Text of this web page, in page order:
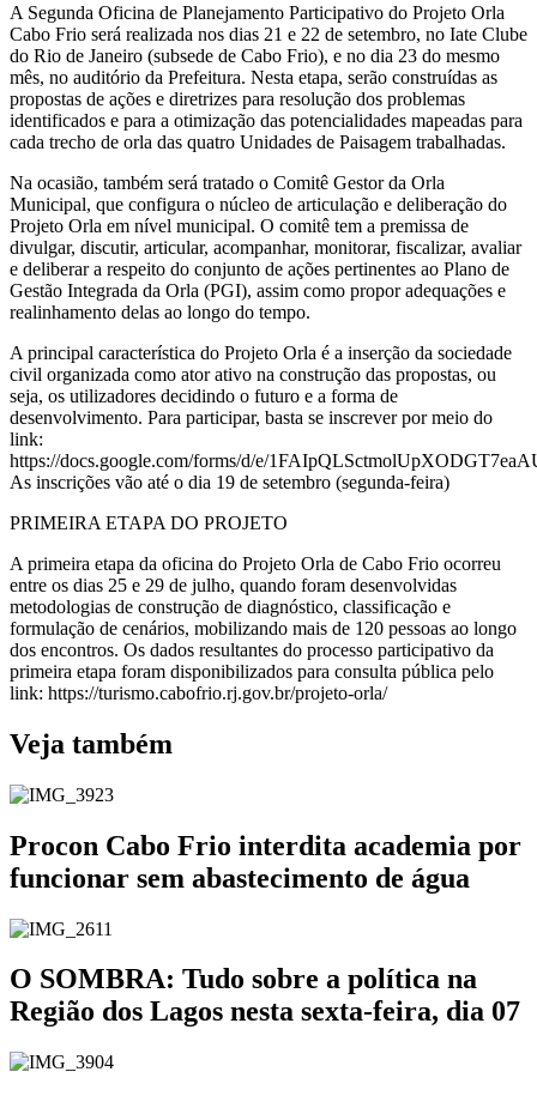
A Segunda Oficina de Planejamento Participativo do Projeto Orla
Cabo Frio será realizada nos dias 21 e 22 de setembro, no Iate Clube
do Rio de Janeiro (subsede de Cabo Frio), e no dia 23 do mesmo
mês, no auditório da Prefeitura. Nesta etapa, serão construídas as
propostas de ações e diretrizes para resolução dos problemas
identificados e para a otimização das potencialidades mapeadas para
cada trecho de orla das quatro Unidades de Paisagem trabalhadas.
Na ocasião, também será tratado o Comitê Gestor da Orla
Municipal, que configura o núcleo de articulação e deliberação do
Projeto Orla em nível municipal. O comitê tem a premissa de
divulgar, discutir, articular, acompanhar, monitorar, fiscalizar, avaliar
e deliberar a respeito do conjunto de ações pertinentes ao Plano de
Gestão Integrada da Orla (PGI), assim como propor adequações e
realinhamento delas ao longo do tempo.
A principal característica do Projeto Orla é a inserção da sociedade
civil organizada como ator ativo na construção das propostas, ou
seja, os utilizadores decidindo o futuro e a forma de
desenvolvimento. Para participar, basta se inscrever por meio do
link:
https://docs.google.com/forms/d/e/
As inscrições vão até o dia 19 de setembro (segunda-feira)
PRIMEIRA ETAPA DO PROJETO
A primeira etapa da oficina do Projeto Orla de Cabo Frio ocorreu
entre os dias 25 e 29 de julho, quando foram desenvolvidas
metodologias de construção de diagnóstico, classificação e
formulação de cenários, mobilizando mais de 120 pessoas ao longo
dos encontros. Os dados resultantes do processo participativo da
primeira etapa foram disponibilizados para consulta pública pelo
link: https://turismo.cabofrio.rj.gov.br/projeto-orla/
Veja também
Procon Cabo Frio interdita academia por
funcionar sem abastecimento de água
O SOMBRA: Tudo sobre a política na
Região dos Lagos nesta sexta-feira, dia 07